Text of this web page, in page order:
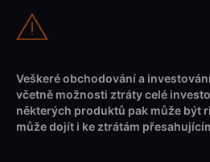
Veškeré obchodování a
včetně možnosti ztráty celé
některých produktů pak může být
může dojít i ke ztrátám